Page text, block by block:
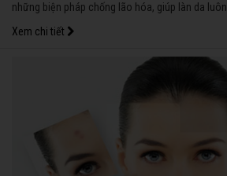
những biện pháp chống lão hóa, giúp làn da
Xem chi tiết